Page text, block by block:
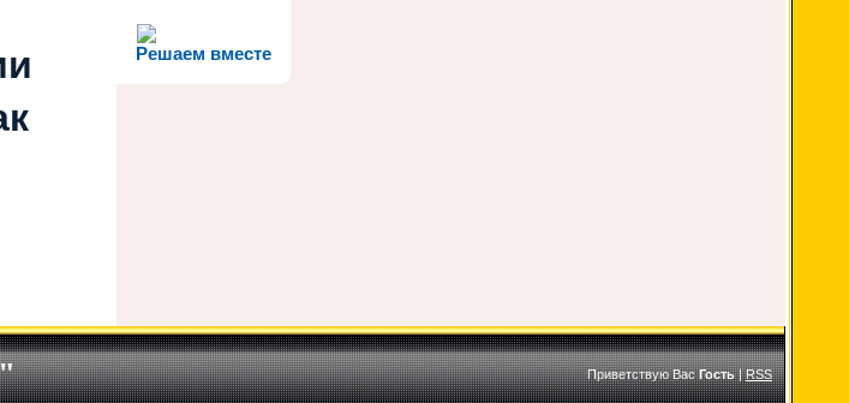
Решаем вместе
Приветствую Вас Гость|RSS